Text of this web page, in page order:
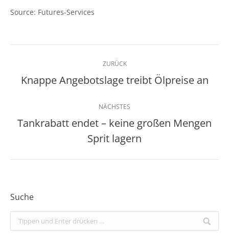
Source: Futures-Services
Kommentarnavigation
ZURÜCK
Vorheriger
Knappe Angebotslage treibt Ölpreise an
NÄCHSTES
Nächster
Beitrag:
Tankrabatt endet – keine großen Mengen
Sprit lagern
Suche
Search: